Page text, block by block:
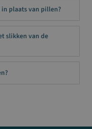
in plaats van pillen?
slikken van de